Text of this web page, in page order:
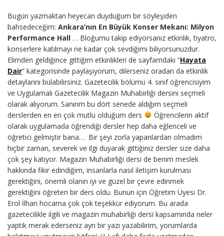
Bugün yazmaktan heyecan duyduğum bir söyleşiden
bahsedeceğim: Ankara’nın En Büyük Konser Mekanı: Milyon
Performance Hall … Bloğumu takip ediyorsanız etkinlik, tiyatro,
konserlere katılmayı ne kadar çok sevdiğimi biliyorsunuzdur.
Elimden geldiğince gittiğim etkinlikleri de sayfamdaki “Hayata
Dair” kategorisinde paylaşıyorum, dilerseniz oradan da etkinlik
detaylarını bulabilirsiniz. Gazetecilik bölümü 4. sınıf öğrencisiyim
ve Uygulamalı Gazetecilik Magazin Muhabirliği dersini seçmeli
olarak alıyorum. Sanırım bu dört senede aldığım seçmeli
derslerden en en çok mutlu olduğum ders
Öğrencilerin aktif
olarak uygulamada öğrendiği dersler hep daha eğlenceli ve
öğretici gelmiştir bana… Bir şeyi zorla yapanlardan olmadım
hiçbir zaman, severek ve ilgi duyarak gittiğiniz dersler size daha
çok şey katıyor. Magazin Muhabirliği dersi de benim meslek
hakkında fikir edindiğim, insanlarla nasıl iletişim kurulması
gerektiğini, önemli olanın iyi ve güzel bir çevre edinmek
gerektiğini öğreten bir ders oldu. Bunun için Öğretim Üyesi Dr.
Erol İlhan hocama çok çok teşekkür ediyorum. Bu arada
gazetecilikle ilgili ve magazin muhabirliği dersi kapsamında neler
yaptık merak ederseniz ayrı bir yazı yazabilirim, yorumlarda